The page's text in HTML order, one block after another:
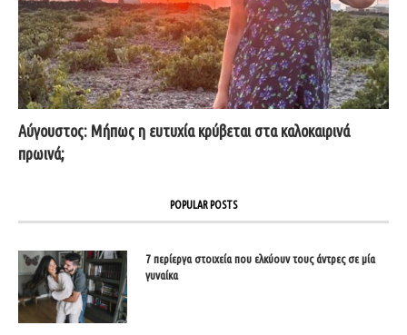
Αύγουστος: Μήπως η ευτυχία κρύβεται στα καλοκαιρινά
πρωινά;
POPULAR POSTS
7 περίεργα στοιχεία που ελκύουν τους άντρες σε μία
γυναίκα